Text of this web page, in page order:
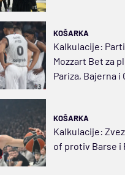
KOŠARKA
Kalkulacije:
Mozzart Bet za
Pariza, Bajerna i
KOŠARKA
Kalkulacije:
of protiv Barse i